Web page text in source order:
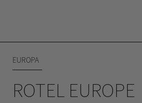
EUROPA
ROTEL EUROPE